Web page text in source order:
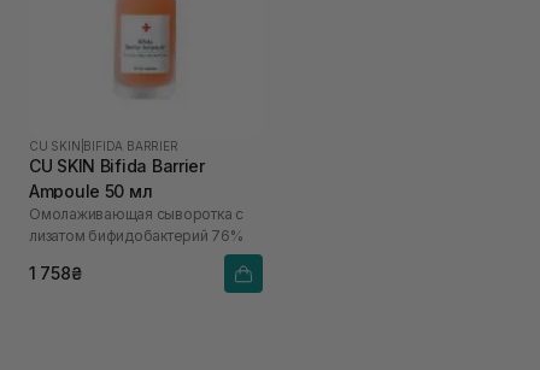
CU SKIN BIFIDA BARRIER
CU SKIN Bifida Barrier
Ampoule 50 мл
Омолаживающая сыворотка с
лизатом бифидобактерий 76%
1 758₴